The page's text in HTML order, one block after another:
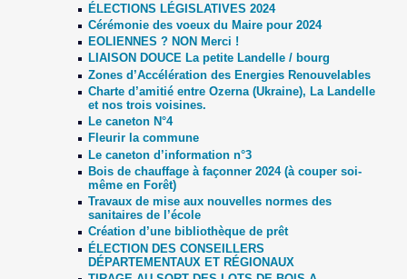
ÉLECTIONS LÉGISLATIVES 2024
Cérémonie des voeux du Maire pour 2024
EOLIENNES ? NON Merci !
LIAISON DOUCE La petite Landelle / bourg
Zones d’Accélération des Energies Renouvelables
Charte d’amitié entre Ozerna (Ukraine), La Landelle
et nos trois voisines.
Le caneton N°4
Fleurir la commune
Le caneton d’information n°3
Bois de chauffage à façonner 2024 (à couper soi-
même en Forêt)
Travaux de mise aux nouvelles normes des
sanitaires de l’école
Création d’une bibliothèque de prêt
ÉLECTION DES CONSEILLERS
DÉPARTEMENTAUX ET RÉGIONAUX